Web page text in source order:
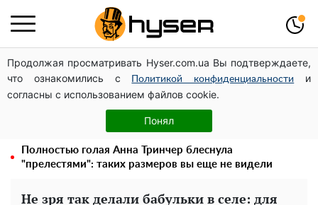
Продолжая просматривать Hyser.com.ua Вы подтверждаете,
что ознакомились с
Политикой конфиденциальности
и
согласны с использованием файлов cookie.
Понял
Украинская авиатранспортная ассоциация обратилась
в Минфин с призывом унифицировать
налогообложение авиализинга
Елена Тополя слив видео – это далеко не все:
фронтмен "Антитела" Тарас Тополя стал следующим
Полностью голая Анна Тринчер блеснула
"прелестями": таких размеров вы еще не видели
Не зря так делали бабульки в селе: для